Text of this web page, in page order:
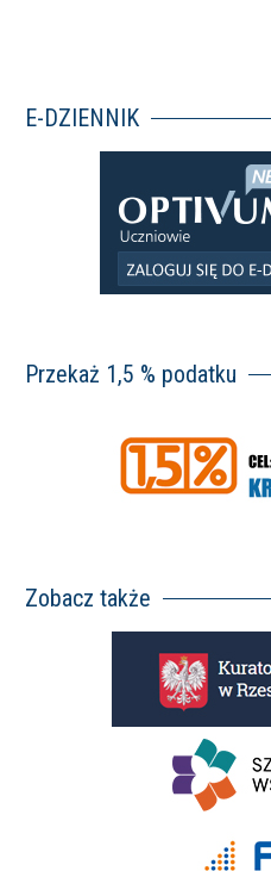
E-DZIENNIK
Przekaż 1,5 % podatku
Zobacz także